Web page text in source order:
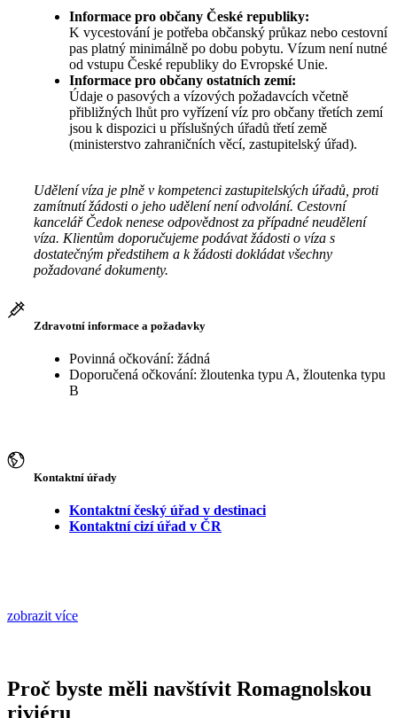
Informace pro občany České republiky:
K vycestování je potřeba občanský průkaz nebo cestovní
pas platný minimálně po dobu pobytu. Vízum není nutné
od vstupu České republiky do Evropské Unie.
Informace pro občany ostatních zemí:
Údaje o pasových a vízových požadavcích včetně
přibližných lhůt pro vyřízení víz pro občany třetích zemí
jsou k dispozici u příslušných úřadů třetí země
(ministerstvo zahraničních věcí, zastupitelský úřad).
Udělení víza je plně v kompetenci zastupitelských úřadů, proti
zamítnutí žádosti o jeho udělení není odvolání. Cestovní
kancelář Čedok nenese odpovědnost za případné neudělení
víza. Klientům doporučujeme podávat žádosti o víza s
dostatečným předstihem a k žádosti dokládat všechny
požadované dokumenty.
Zdravotní informace a požadavky
Povinná očkování: žádná
Doporučená očkování: žloutenka typu A, žloutenka typu
B
Kontaktní úřady
Kontaktní český úřad v destinaci
Kontaktní cizí úřad v ČR
zobrazit více
Proč byste měli navštívit Romagnolskou
riviéru